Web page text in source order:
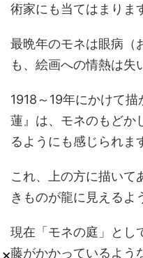
術家にも当てはまりま
最晩年のモネは眼病（
も、絵画への情熱は失
1918～19年にかけて
蓮』は、モネのもどか
るようにも感じられま
これ、上の方に描いて
きものが龍に見えるよ
現在「モネの庭」とし
藤がかかっているよう